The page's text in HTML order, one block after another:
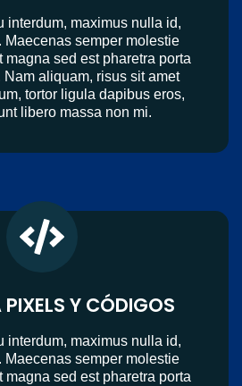
interdum, maximus nulla id,
Maecenas semper molestie
magna sed est pharetra porta
Nam aliquam, risus sit amet
tortor ligula dapibus eros,
libero massa non mi.
Y CÓDIGOS
interdum, maximus nulla id,
Maecenas semper molestie
magna sed est pharetra porta